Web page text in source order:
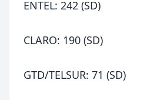
ENTEL: 242 (SD)
CLARO: 190 (SD)
GTD/TELSUR: 71 (SD)